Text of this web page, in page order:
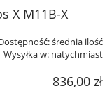
X M11B-X
średnia ilość
Wysyłka w: natychmiast
836,00 zł